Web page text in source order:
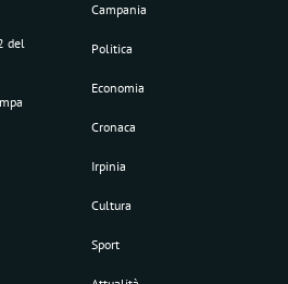
del
Campania
Politica
Economia
Cronaca
Irpinia
Cultura
Sport